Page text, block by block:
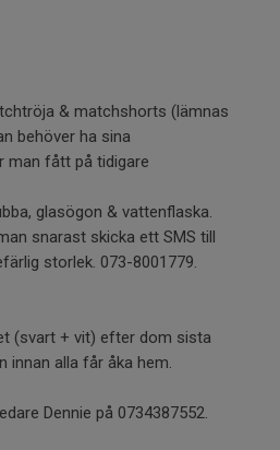
& matchshorts (lämnas
behöver ha sina
man fått på tidigare
glasögon & vattenflaska.
snarast skicka ett SMS till
storlek. 073-8001779.
(svart + vit) efter dom sista
innan alla får åka hem.
Dennie på 0734387552.